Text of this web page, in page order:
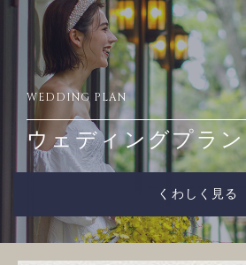
WEDDING PLAN
ウェディングプラン
くわしく見る